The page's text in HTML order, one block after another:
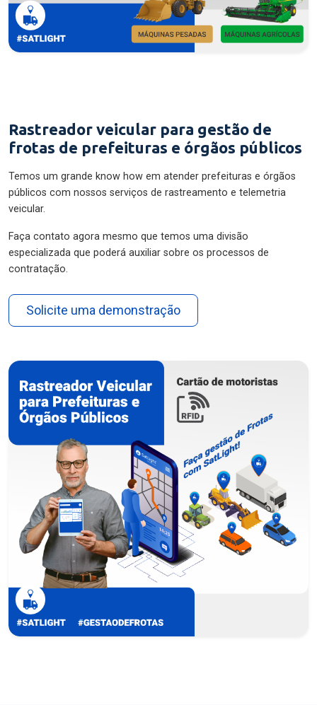
Rastreador veicular para gestão de
frotas de prefeituras e órgãos públicos
Temos um grande know how em atender prefeituras e órgãos
públicos com nossos serviços de rastreamento e telemetria
veicular.
Faça contato agora mesmo que temos uma divisão
especializada que poderá auxiliar sobre os processos de
contratação.
Solicite uma demonstração